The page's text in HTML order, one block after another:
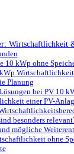
Wirtschaftlichkeit
10 kWp ohne
Wirtschaftlichkeit
Planung
bei PV 10
einer PV-
besonders
mögliche
ohne